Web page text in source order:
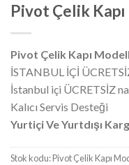
Pivot Çelik
Pivot Çelik Kapı
İSTANBUL İÇİ
İstanbul içi ÜCRETSİZ
Kalıcı Servis Desteği
Yurtiçi Ve Yurtdışı
Stok kodu:Pivot Çelik Kapı